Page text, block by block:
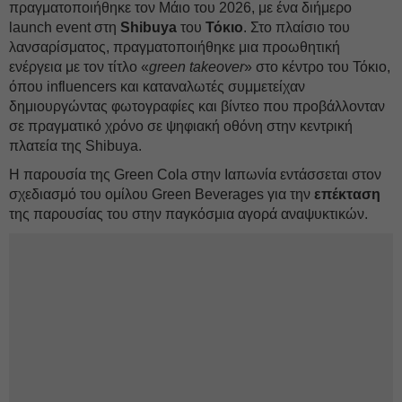
πραγματοποιήθηκε τον Μάιο του 2026, με ένα διήμερο
launch event στη Shibuya του Τόκιο. Στο πλαίσιο του
λανσαρίσματος, πραγματοποιήθηκε μια προωθητική
ενέργεια με τον τίτλο «green takeover» στο κέντρο του Τόκιο,
όπου influencers και καταναλωτές συμμετείχαν
δημιουργώντας φωτογραφίες και βίντεο που προβάλλονταν
σε πραγματικό χρόνο σε ψηφιακή οθόνη στην κεντρική
πλατεία της Shibuya.
Η παρουσία της Green Cola στην Ιαπωνία εντάσσεται στον
σχεδιασμό του ομίλου Green Beverages για την επέκταση
της παρουσίας του στην παγκόσμια αγορά αναψυκτικών.